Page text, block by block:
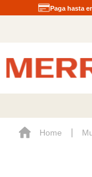
Paga hasta